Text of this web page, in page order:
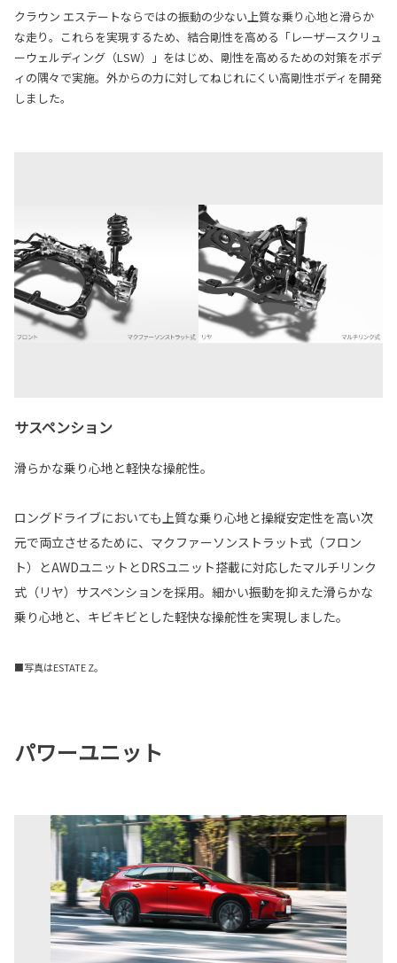
クラウン エステートならではの振動の少ない上質な乗り心地と滑らか
な走り。これらを実現するため、結合剛性を高める「レーザースクリュ
ーウェルディング（LSW）」をはじめ、剛性を高めるための対策をボデ
ィの隅々で実施。外からの力に対してねじれにくい高剛性ボディを開発
しました。
サスペンション
滑らかな乗り心地と軽快な操舵性。
ロングドライブにおいても上質な乗り心地と操縦安定性を高い次
元で両立させるために、マクファーソンストラット式（フロン
ト）とAWDユニットとDRSユニット搭載に対応したマルチリンク
式（リヤ）サスペンションを採用。細かい振動を抑えた滑らかな
乗り心地と、キビキビとした軽快な操舵性を実現しました。
■写真はESTATE Z。
パワーユニット